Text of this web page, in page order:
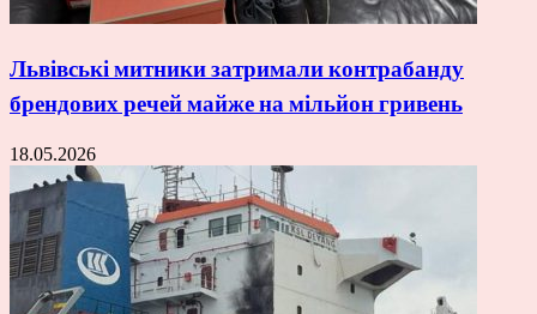
Львівські митники затримали контрабанду
брендових речей майже на мільйон гривень
18.05.2026